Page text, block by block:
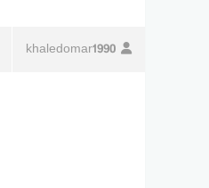
khaledomar1990